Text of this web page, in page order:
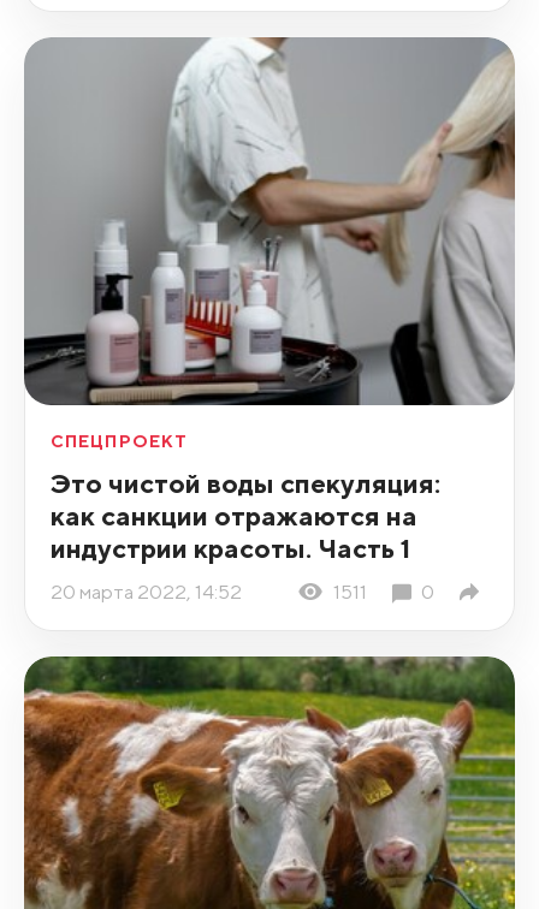
СПЕЦПРОЕКТ
Это чистой воды спекуляция:
как санкции отражаются на
индустрии красоты. Часть 1
20 марта 2022, 14:52 1511 0